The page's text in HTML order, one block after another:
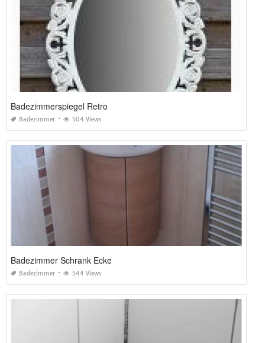
Badezimmerspiegel Retro
Badezimmer 504 Views
Badezimmer Schrank Ecke
Badezimmer 544 Views